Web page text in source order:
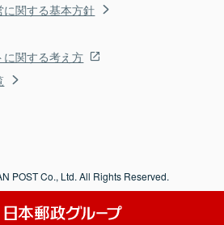
関する基本方針
関する考え方
POST Co., Ltd. All Rights Reserved.